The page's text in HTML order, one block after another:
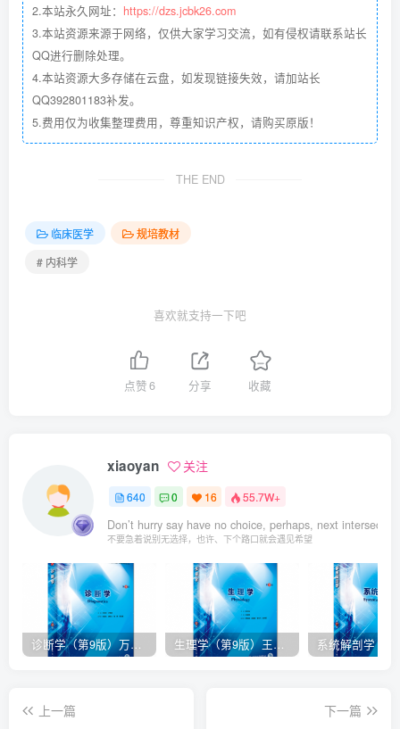
2.本站永久网址： https://dzs.jcbk26.com
3.本站资源来源于网络，仅供大家学习交流，如有侵权请联系站长
QQ进行删除处理。
4.本站资源大多存储在云盘，如发现链接失效，请加站长
QQ392801183补发。
5.费用仅为收集整理费用，尊重知识产权，请购买原版！
THE END
临床医学
规培教材
# 内科学
喜欢就支持一下吧
点赞6 分享 收藏
xiaoyan 关注
640 0 16 55.7W+
Don’t hurry say have no choice, perhaps, next
不要急着说别无选择，也许、下个路口就会遇见希望
诊断学（第9版）万学红主编_人卫版教材.PDF电子书下载 生理学（第9版）王庭槐主编_人卫版教材.PDF电子书下载
上一篇
下一篇